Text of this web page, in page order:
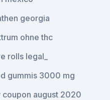
georgia
ohne thc
rolls legal_
gummis 3000 mg
august 2020